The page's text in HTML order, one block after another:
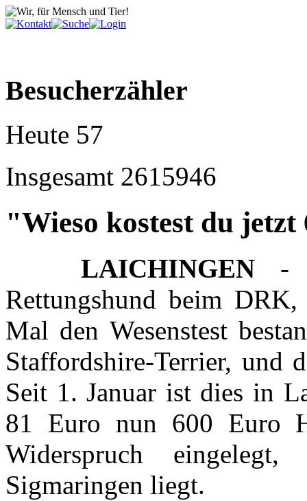
Besucherzähler
Heute 57
Insgesamt 2615946
"Wieso kostest du
LAICHINGEN -
Rettungshund beim
Mal den Wesenstest
Staffordshire-Terrier, und
Seit 1. Januar ist dies in
81 Euro nun 600 Euro
Widerspruch
Sigmaringen liegt.